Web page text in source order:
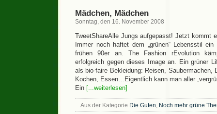
Mädchen, Mädchen
Sonntag, den 16. November 2008
TweetShareAlle Jungs aufgepasst! Jetzt kommt
Immer noch haftet dem „grünen“ Lebensstil
frühen 90er an. The Fashion rEvolution
erfolgreich gegen dieses Image an. Ein grüner
als bio-faire Bekleidung: Reisen, Saubermachen,
Kochen, Essen…Eigentlich kann man aller
Ein [...weiterlesen]
Aus der Kategorie Die Guten, Noch mehr grüne